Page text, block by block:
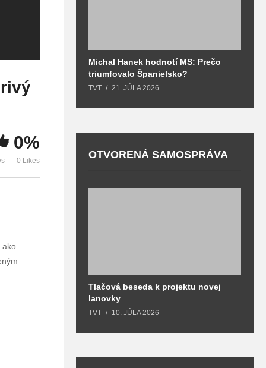
Polopodzemné
kontajnery by
V Turčianskej
knižnici bol pre
prázdninujúce
0%
0 Likes
ako
Michal Hanek hodnotí MS: Prečo
triumfovalo Španielsko?
TVT 21. JÚLA 2026
OTVORENÁ SAMOSPRÁVA
Tlačová beseda k projektu novej
lanovky
TVT 10. JÚLA 2026